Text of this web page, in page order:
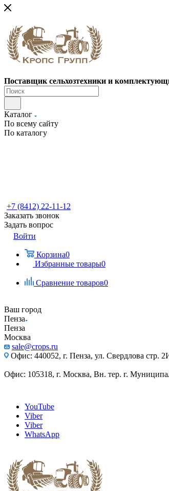
Поставщик сельхозтехники и
Каталог
По всему сайту
По каталогу
+7 (8412) 22-11-12
Заказать звонок
Задать вопрос
Войти
Корзина0
Избранные товары0
Сравнение товаров0
Ваш город
Пенза
Пенза
Москва
sale@crops.ru
Офис: 440052, г. Пенза, ул. Свердлова стр.
Офис: 105318, г. Москва, Вн. тер. г.
YouTube
Viber
Viber
WhatsApp